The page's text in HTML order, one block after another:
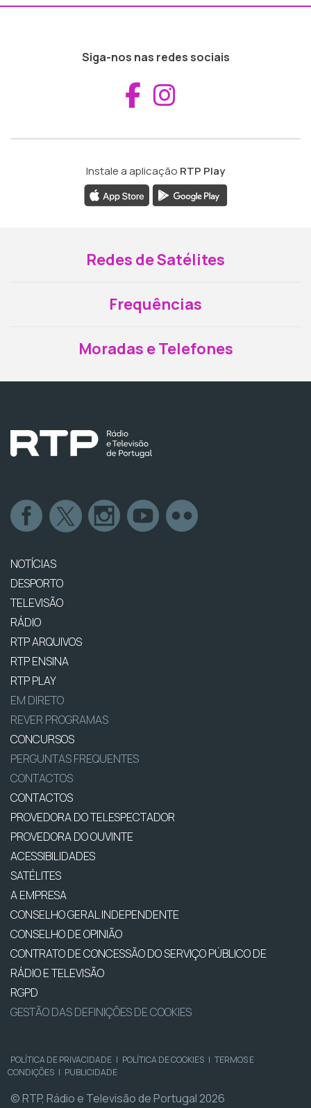
Siga-nos nas redes sociais
Aceder ao
Instale a aplicação RTP Play
Redes de Satélites
Frequências
Moradas e Telefones
NOTÍCIAS
DESPORTO
TELEVISÃO
RÁDIO
RTP ARQUIVOS
RTP ENSINA
RTP PLAY
EM DIRETO
REVER PROGRAMAS
CONCURSOS
PERGUNTAS FREQUENTES
CONTACTOS
CONTACTOS
PROVEDORA DO TELESPECTADOR
PROVEDORA DO OUVINTE
ACESSIBILIDADES
SATÉLITES
A EMPRESA
CONSELHO GERAL INDEPENDENTE
CONSELHO DE OPINIÃO
CONTRATO DE CONCESSÃO DO SERVIÇO PÚBLICO DE
RÁDIO E TELEVISÃO
RGPD
GESTÃO DAS DEFINIÇÕES DE COOKIES
POLÍTICA DE PRIVACIDADE | POLÍTICA DE COOKIES | TERMOS E
CONDIÇÕES | PUBLICIDADE
© RTP, Rádio e Televisão de Portugal 2026